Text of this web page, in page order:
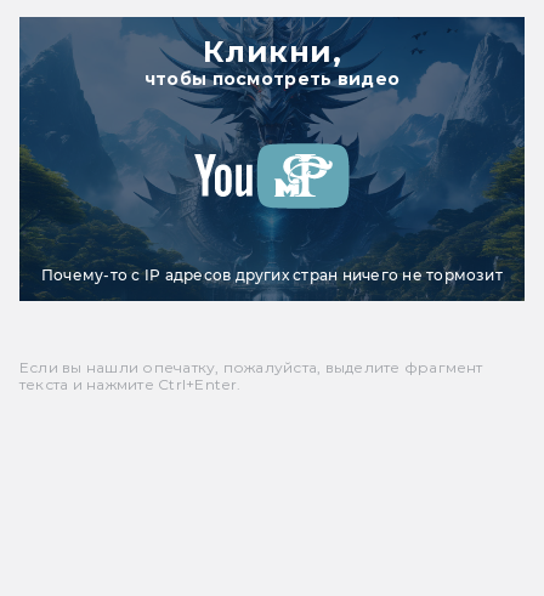
Кликни,
чтобы посмотреть видео
Почему-то с IP адресов других стран ничего не тормозит
Если вы нашли опечатку, пожалуйста, выделите фрагмент
текста и нажмите Ctrl+Enter.